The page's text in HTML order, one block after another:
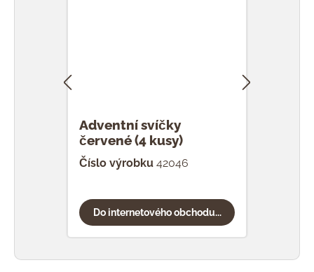
Adventní svíčky
červené (4 kusy)
Číslo výrobku 42046
Do internetového obchodu...